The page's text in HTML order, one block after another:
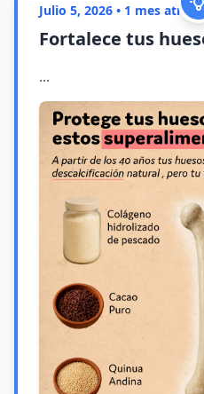
Julio 5, 2026 • 1 mes atrás
Fortalece tus
...